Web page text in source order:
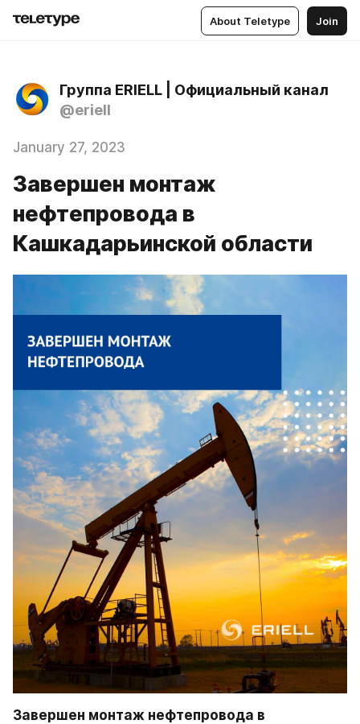
About Teletype Join
Группа ERIELL | Официальный канал
@eriell
January 27, 2023
Завершен монтаж
нефтепровода в
Кашкадарьинской области
Завершен монтаж нефтепровода в